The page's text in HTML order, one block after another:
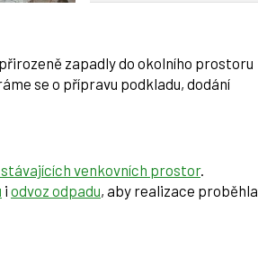
zapadly do okolního prostoru
se o přípravu podkladu, dodání
venkovních prostor.
i odvoz odpadu, aby realizace proběhla